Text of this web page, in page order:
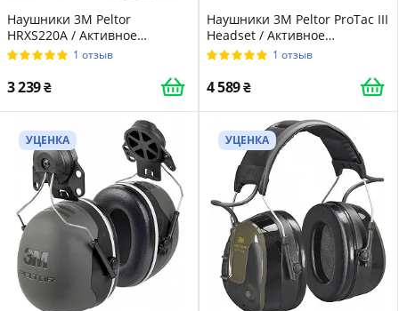
Наушники 3M Peltor
HRXS220A / Активное
шумоподавление / FM Radio
1 отзыв
3 239
Наушники 3M Peltor ProTac III
Headset / Активное
шумоподавление / Черные
1 отзыв
4 589
УЦЕНКА УЦЕНКА